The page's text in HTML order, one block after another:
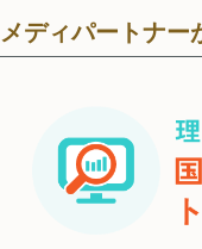
メディパートナー